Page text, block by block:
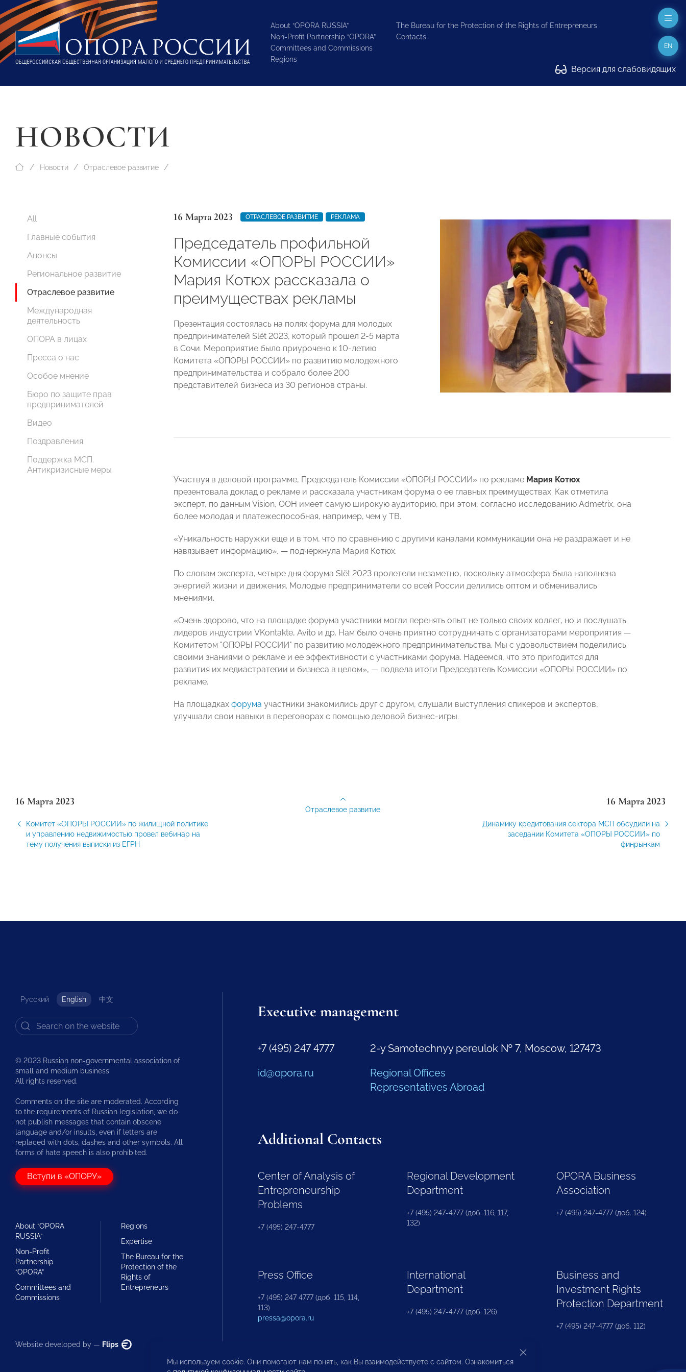
About “OPORA RUSSIA”
Non-Profit Partnership “OPORA”
Committees and Commissions
Regions
The Bureau for the Protection of the Rights of Entrepreneurs
Contacts
Версия для слабовидящих
EN
НОВОСТИ
Новости Отраслевое развитие
All
Главные события
Анонсы
Региональное развитие
Отраслевое развитие
Международная
деятельность
ОПОРА в лицах
Пресса о нас
Особое мнение
Бюро по защите прав
предпринимателей
Видео
Поздравления
Поддержка МСП.
Антикризисные меры
16 Марта 2023 ОТРАСЛЕВОЕ РАЗВИТИЕ РЕКЛАМА
Председатель профильной
Комиссии «ОПОРЫ РОССИИ»
Мария Котюх рассказала о
преимуществах рекламы
Презентация состоялась на полях форума для молодых
предпринимателей Slёt 2023, который прошел 2-5 марта
в Сочи. Мероприятие было приурочено к 10-летию
Комитета «ОПОРЫ РОССИИ» по развитию молодежного
предпринимательства и собрало более 200
представителей бизнеса из 30 регионов страны.
Участвуя в деловой программе, Председатель Комиссии «ОПОРЫ РОССИИ» по рекламе Мария Котюх
презентовала доклад о рекламе и рассказала участникам форума о ее главных преимуществах. Как отметила
эксперт, по данным Vision, ООН имеет самую широкую аудиторию, при этом, согласно исследованию Admetrix, она
более молодая и платежеспособная, например, чем у ТВ.
«Уникальность наружки еще и в том, что по сравнению с другими каналами коммуникации она не раздражает и не
навязывает информацию», — подчеркнула Мария Котюх.
По словам эксперта, четыре дня форума Slёt 2023 пролетели незаметно, поскольку атмосфера была наполнена
энергией жизни и движения. Молодые предприниматели со всей России делились оптом и обменивались
мнениями.
«Очень здорово, что на площадке форума участники могли перенять опыт не только своих коллег, но и послушать
лидеров индустрии VKontakte, Avito и др. Нам было очень приятно сотрудничать с организаторами мероприятия —
Комитетом "ОПОРЫ РОССИИ" по развитию молодежного предпринимательства. Мы с удовольствием поделились
своими знаниями о рекламе и ее эффективности с участниками форума. Надеемся, что это пригодится для
развития их медиастратегии и бизнеса в целом», — подвела итоги Председатель Комиссии «ОПОРЫ РОССИИ» по
рекламе.
На площадках форума участники знакомились друг с другом, слушали выступления спикеров и экспертов,
улучшали свои навыки в переговорах с помощью деловой бизнес-игры.
16 Марта 2023
Комитет «ОПОРЫ РОССИИ» по жилищной политике
и управлению недвижимостью провел вебинар на
тему получения выписки из ЕГРН
16 Марта 2023
Динамику кредитования сектора МСП обсудили на
заседании Комитета «ОПОРЫ РОССИИ» по
финрынкам
Отраслевое развитие
Русский English 中文
© 2023 Russian non-governmental association of
small and medium business
All rights reserved.
Comments on the site are moderated. According
to the requirements of Russian legislation, we do
not publish messages that contain obscene
language and/or insults, even if letters are
replaced with dots, dashes and other symbols. All
forms of hate speech is also prohibited.
Вступи в «ОПОРУ»
About “OPORA
RUSSIA”
Non-Profit
Partnership
“OPORA”
Committees and
Commissions
Regions
Expertise
The Bureau for the
Protection of the
Rights of
Entrepreneurs
Website developed by — Flips
Executive management
+7 (495) 247 4777
id@opora.ru
2-y Samotechnyy pereulok № 7, Moscow, 127473
Regional Offices
Representatives Abroad
Additional Contacts
Center of Analysis of
Entrepreneurship
Problems
+7 (495) 247-4777
Regional Development
Department
+7 (495) 247-4777 (доб. 116, 117,
132)
OPORA Business
Association
+7 (495) 247-4777 (доб. 124)
Press Office
+7 (495) 247 4777 (доб. 115, 114,
113)
pressa@opora.ru
International
Department
+7 (495) 247-4777 (доб. 126)
Business and
Investment Rights
Protection Department
+7 (495) 247-4777 (доб. 112)
Мы используем cookie. Они помогают нам понять, как Вы взаимодействуете с сайтом. Ознакомиться